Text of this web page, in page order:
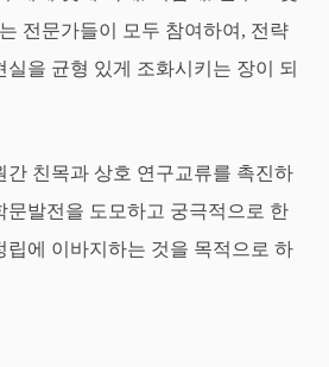
전문가들이 모두 참여하여, 전략
을 균형 있게 조화시키는 장이 되
간 친목과 상호 연구교류를 촉진하
문발전을 도모하고 궁극적으로 한
립에 이바지하는 것을 목적으로 하